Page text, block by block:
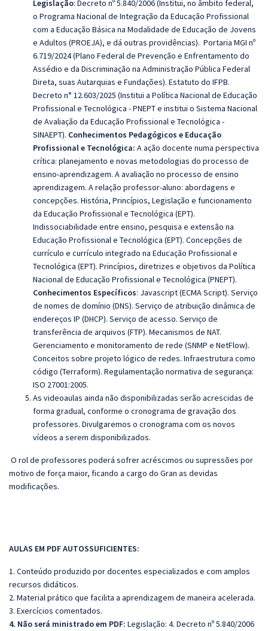
Legislação: Decreto nº 5.840/2006 (Institui, no âmbito federal,
o Programa Nacional de Integração da Educação Profissional
com a Educação Básica na Modalidade de Educação de Jovens
e Adultos (PROEJA), e dá outras providências). Portaria MGI nº
6.719/2024 (Plano Federal de Prevenção e Enfrentamento do
Assédio e da Discriminação na Administração Pública Federal
Direta, suas Autarquias e Fundações). Estatuto do IFPB.
Decreto n° 12.603/2025 (Institui a Política Nacional de Educação
Profissional e Tecnológica - PNEPT e institui o Sistema Nacional
de Avaliação da Educação Profissional e Tecnológica -
SINAEPT). Conhecimentos Pedagógicos e Educação
Profissional e Tecnológica: A ação docente numa perspectiva
crítica: planejamento e novas metodologias do processo de
ensino-aprendizagem. A avaliação no processo de ensino
aprendizagem. A relação professor-aluno: abordagens e
concepções. História, Princípios, Legislação e funcionamento
da Educação Profissional e Tecnológica (EPT).
Indissociabilidade entre ensino, pesquisa e extensão na
Educação Profissional e Tecnológica (EPT). Concepções de
currículo e currículo integrado na Educação Profissional e
Tecnológica (EPT). Princípios, diretrizes e objetivos da Política
Nacional de Educação Profissional e Tecnológica (PNEPT).
Conhecimentos Específicos: Javascript (ECMA Script). Serviço
de nomes de domínio (DNS). Serviço de atribuição dinâmica de
endereços IP (DHCP). Serviço de acesso. Serviço de
transferência de arquivos (FTP). Mecanismos de NAT.
Gerenciamento e monitoramento de rede (SNMP e NetFlow).
Conceitos sobre projeto lógico de redes. Infraestrutura como
código (Terraform). Regulamentação normativa de segurança:
ISO 27001:2005.
As videoaulas ainda não disponibilizadas serão acrescidas de
forma gradual, conforme o cronograma de gravação dos
professores. Divulgaremos o cronograma com os novos
vídeos a serem disponibilizados.
O rol de professores poderá sofrer acréscimos ou supressões por
motivo de força maior, ficando a cargo do Gran as devidas
modificações.
AULAS EM PDF AUTOSSUFICIENTES:
1. Conteúdo produzido por docentes especializados e com amplos
recursos didáticos.
2. Material prático que facilita a aprendizagem de maneira acelerada.
3. Exercícios comentados.
4. Não será ministrado em PDF: Legislação: 4. Decreto nº 5.840/2006